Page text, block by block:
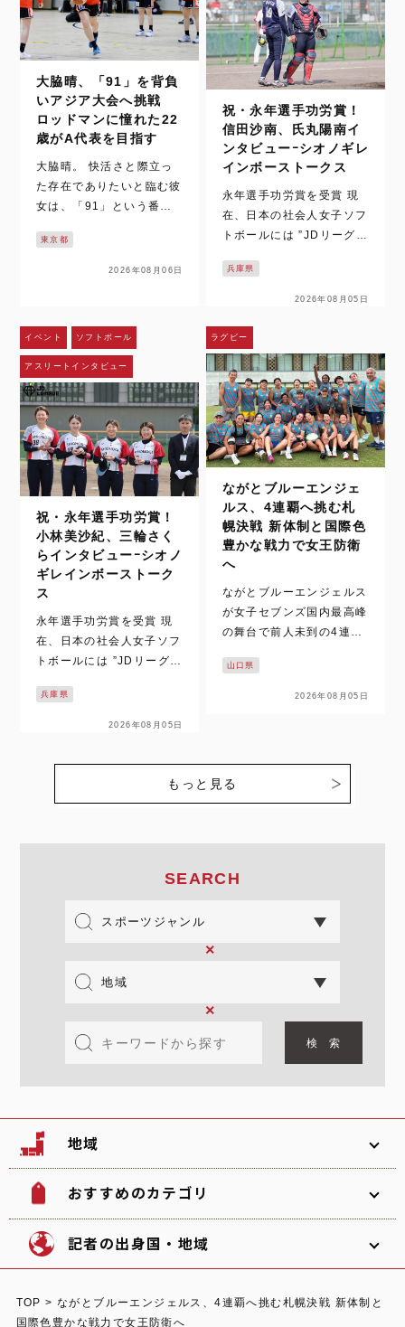
SEARCH
×
×
大脇晴、「91」を背負
いアジア大会へ挑戦
ロッドマンに憧れた22
歳がA代表を目指す
大脇晴。 快活さと際立っ
た存在でありたいと臨む彼
女は、「91」という番号
知県で開催されるアジア競
技大会へ向け、女子日本代
（ドイツ・ベルリン）が同
時期にあるた…
東京都
2026年08月06日
祝・永年選手功労賞！
信田沙南、氏丸陽南イ
ンタビューｰシオノギレ
インボーストークス
永年選手功労賞を受賞 現
在、日本の社会人女子ソフ
トボールには ”JDリーグと
ーグ（以下、日本リー
グ）” の2つ実業団リーグ
グで2026年度に在籍する
選手のうち、JDリーグ及
び日本リーグでの在籍年数
が高校卒…
兵庫県
2026年08月05日
イベント ソフトボール
アスリートインタビュー
祝・永年選手功労賞！
小林美沙紀、三輪さく
らインタビューｰシオノ
ギレインボーストーク
ス
永年選手功労賞を受賞 現
在、日本の社会人女子ソフ
トボールには ”JDリーグと
ーグ（以下、日本リー
グ）” の2つ実業団リーグ
選手のうち、JDリーグ及
び日本リーグでの在籍年数
兵庫県
2026年08月05日
ラグビー
ながとブルーエンジェ
ルス、4連覇へ挑む札
幌決戦 新体制と国際色
豊かな戦力で女王防衛
へ
ながとブルーエンジェルス
が女子セブンズ国内最高峰
の舞台で前人未到の4連覇
催されるグランドファイナ
ルを前に、王者の現在地と
山口県
2026年08月05日
もっと見る
地域
韓国 北海道
おすすめのカテゴリ
体験
記者の出身国・地域
TOP > ながとブルーエンジェルス、4連覇へ挑む札幌決戦 新体制と
国際色豊かな戦力で女王防衛へ